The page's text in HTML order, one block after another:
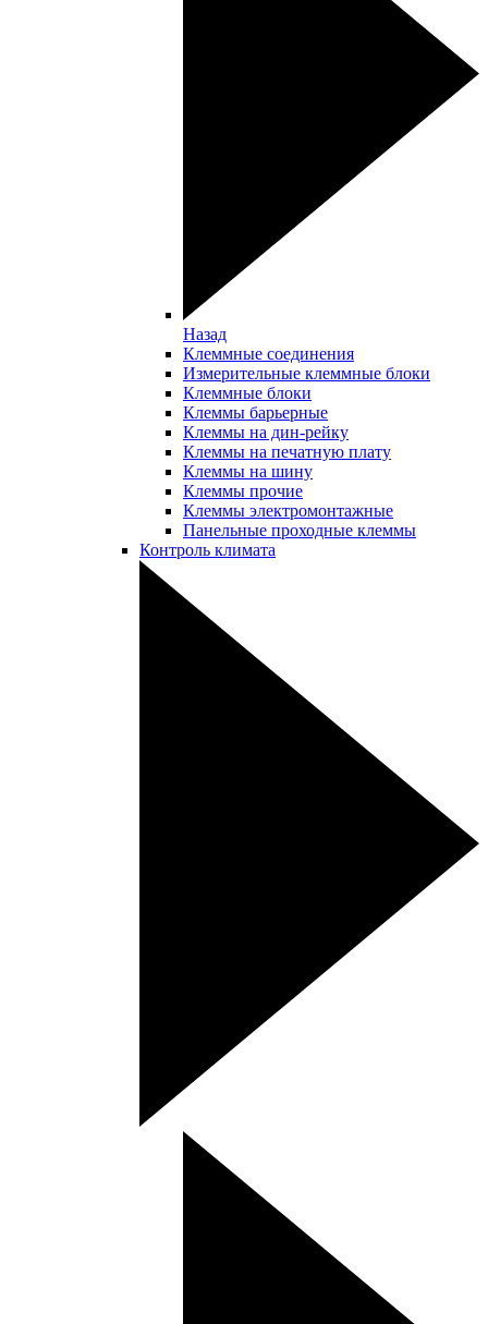
Назад
Клеммные соединения
Измерительные клеммные блоки
Клеммные блоки
Клеммы барьерные
Клеммы на дин-рейку
Клеммы на печатную плату
Клеммы на шину
Клеммы прочие
Клеммы электромонтажные
Панельные проходные клеммы
Контроль климата